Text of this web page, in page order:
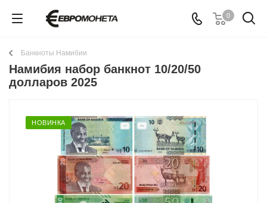
0
Банкноты Намибии
Намибия набор банкнот 10/20/50
долларов 2025
НОВИНКА